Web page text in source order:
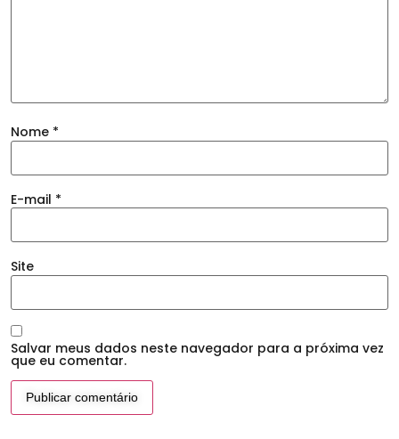
Nome *
E-mail *
Site
Salvar meus dados neste navegador para a próxima vez
que eu comentar.